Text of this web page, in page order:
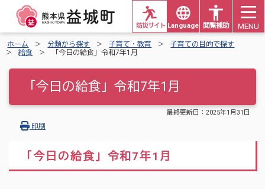
Languages 閲覧補助
防災サイト MENU
ホーム 分類から探す 子育て・教育
子育ての目的で探す
給食
「今日の給食」令和7年1月
「今日の給食」令和7年1月
最終更新日： 2025年1月31日
印刷
「今日の給食」令和7年1月